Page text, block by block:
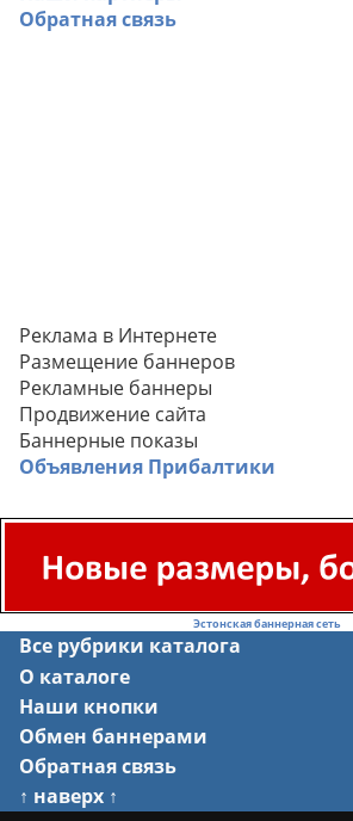
Обратная связь
Реклама в Интернете
Размещение баннеров
Рекламные баннеры
Продвижение сайта
Баннерные показы
Объявления Прибалтики
Эстонская баннерная сеть
Все рубрики каталога
О каталоге
Наши кнопки
Обмен баннерами
Обратная связь
↑ наверх ↑